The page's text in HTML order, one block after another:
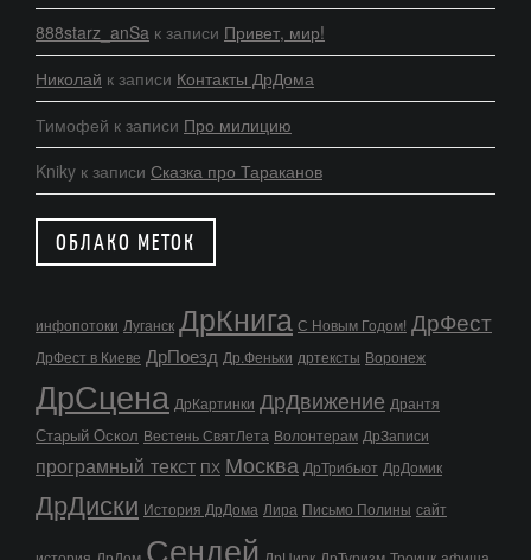
888starz_anSa к записи Привет, мир!
Николай к записи Контакты ДрДома
Тимофей к записи Про милицию
Kniky к записи Сказка про Тараканов
ОБЛАКО МЕТОК
инфопотоки Луганск ДрКнига С Новым Годом! ДрФест
ДрФест в Киеве ДрПоезд Др.Феньки дртексты Воронеж
ДрСцена ДрКартинки ДрДвижение Дрантя
Старый Оскол Вестень СвятЛета Волонтерам ДрЗаписи
програмный текст ПХ Москва ДрТрибьют ДрДомик
ДрДиски История ДрДома Лира Письмо Полины сайт
Сендей